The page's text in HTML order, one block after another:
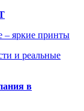
– яркие принты
и реальные
в